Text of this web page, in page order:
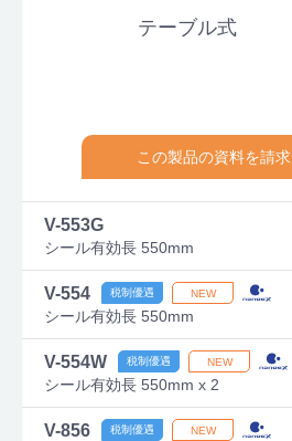
テーブル式
この製品の資料を請求
V-553G
シール有効長 550mm
V-554
シール有効長 550mm
V-554W
シール有効長 550mm x 2
V-856